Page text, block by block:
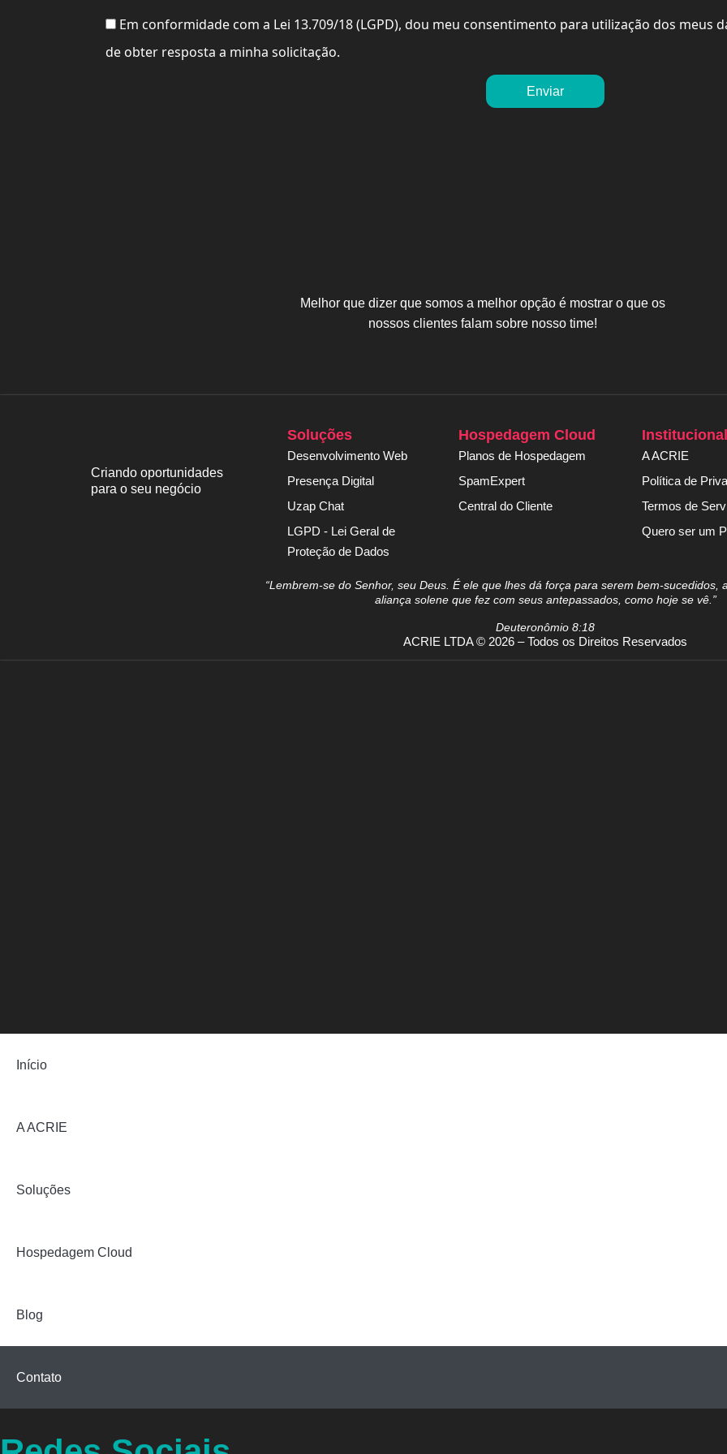
Em conformidade com a Lei 13.709/18 (LGPD), dou meu consentimento para utilização dos meus
de obter resposta a minha solicitação.
Melhor que dizer que somos a melhor opção é mostrar o que os
nossos clientes falam sobre nosso time!
Criando oportunidades
para o seu negócio
Soluções
Desenvolvimento Web
Presença Digital
Uzap Chat
LGPD - Lei Geral de
Proteção de Dados
Hospedagem Cloud
Planos de Hospedagem
SpamExpert
Central do Cliente
A ACRIE
Política de
Termos de
Quero ser um
“Lembrem-se do Senhor, seu Deus. É ele que lhes dá força para serem bem-sucedidos,
aliança solene que fez com seus antepassados, como hoje se vê.”
Deuteronômio 8:18
ACRIE LTDA © 2026 – Todos os Direitos Reservados
Início
A ACRIE
Soluções
Hospedagem Cloud
Blog
Contato